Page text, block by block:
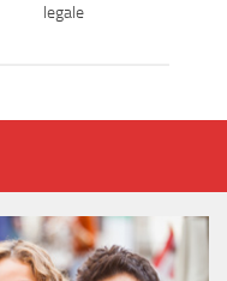
legale